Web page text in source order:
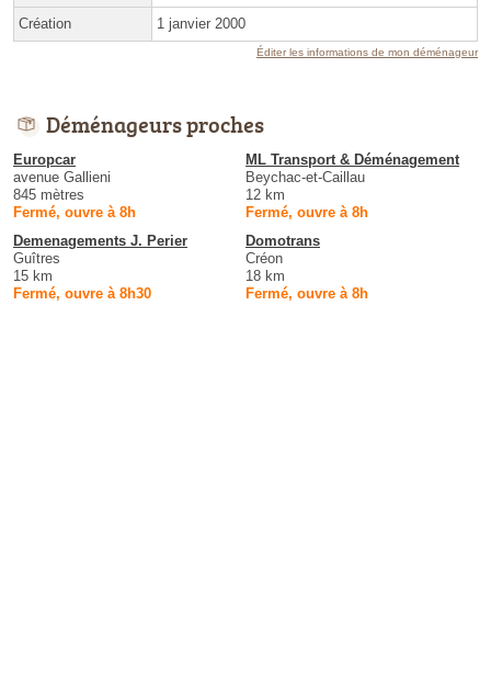
Création 1 janvier 2000
Éditer les informations de mon déménageur
Déménageurs proches
Europcar
avenue Gallieni
845 mètres
Fermé, ouvre à 8h
ML Transport & Déménagement
Beychac-et-Caillau
12 km
Fermé, ouvre à 8h
Demenagements J. Perier
Guîtres
15 km
Fermé, ouvre à 8h30
Domotrans
Créon
18 km
Fermé, ouvre à 8h